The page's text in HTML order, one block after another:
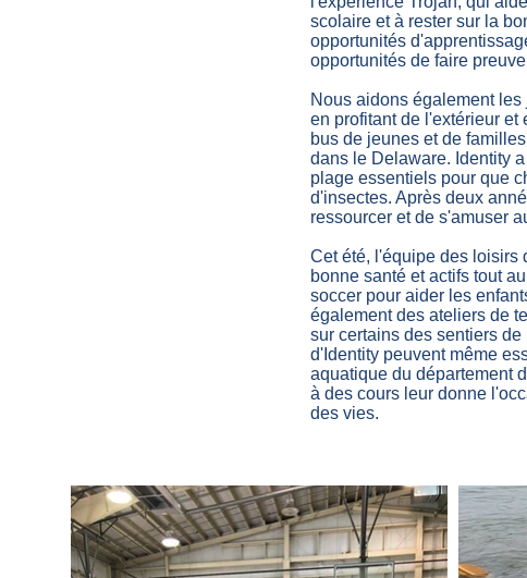
scolaire et à rester sur la
opportunités
opportunités de faire
Nous aidons également
en profitant de l'extérieur
bus de jeunes et de
dans le Delaware. Identity
plage essentiels pour que
d'insectes. Après deux
ressourcer et de s'amuser
Cet été, l'équipe des loisirs
bonne santé et actifs tout
soccer pour aider les
également des ateliers de
sur certains des sentiers
d'Identity peuvent même
aquatique du département
à des cours leur donne
des vies.